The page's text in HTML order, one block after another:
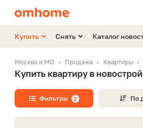
Купить Снять Каталог
Москва и МО Продажа Квартиры
Купить квартиру в
Фильтры 2 По